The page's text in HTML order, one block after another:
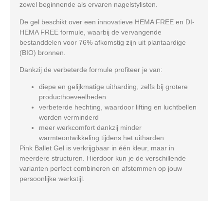
zowel beginnende als ervaren nagelstylisten.
De gel beschikt over een innovatieve HEMA FREE en DI-
HEMA FREE formule, waarbij de vervangende
bestanddelen voor 76% afkomstig zijn uit plantaardige
(BIO) bronnen.
Dankzij de verbeterde formule profiteer je van:
diepe en gelijkmatige uitharding, zelfs bij grotere
producthoeveelheden
verbeterde hechting, waardoor lifting en luchtbellen
worden verminderd
meer werkcomfort dankzij minder
warmteontwikkeling tijdens het uitharden
Pink Ballet Gel is verkrijgbaar in één kleur, maar in
meerdere structuren. Hierdoor kun je de verschillende
varianten perfect combineren en afstemmen op jouw
persoonlijke werkstijl.